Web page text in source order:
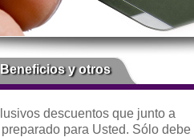
Beneficios y otros
descuentos que junto a
para Usted. Sólo debe